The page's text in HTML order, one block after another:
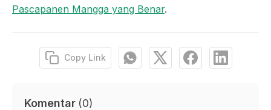
Pascapanen Mangga yang Benar.
Copy Link
Komentar (0)